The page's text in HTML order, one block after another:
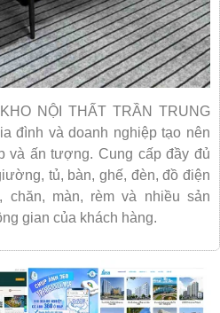
NỘI THẤT TRẦN TRUNG
đình và doanh nghiệp tạo nên
và ấn tượng. Cung cấp đầy đủ
tủ, bàn, ghế, đèn, đồ điện
chăn, màn, rèm và nhiều sản
gian của khách hàng.